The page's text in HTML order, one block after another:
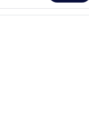
Tirai kedap cahaya, kedap